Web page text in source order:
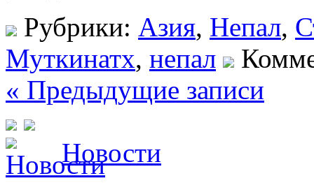
Рубрики: Азия, Непал,
Муткинатх, непал
« Предыдущие записи
Новости